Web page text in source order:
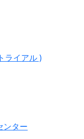
ライアル )
ンター